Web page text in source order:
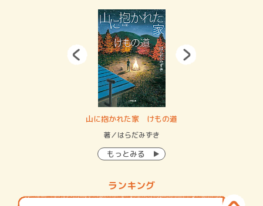
山に抱かれた家 けもの道
著／はらだみずき
もっとみる
ランキング